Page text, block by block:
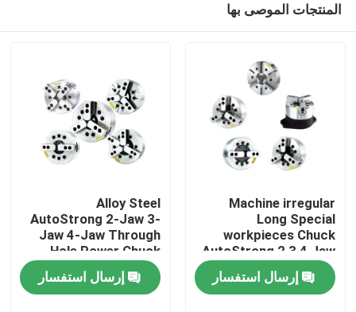
المنتجات الموصى بها
Machine irregular
Long Special
workpieces Chuck
AutoStrong 2 3 4 Jaw
Wedge Type Non
Through-hole Power
Chuck
إرسال استفسار
Alloy Steel
AutoStrong 2-Jaw 3-
Jaw 4-Jaw Through
Hole Power Chuck
CNC Lathe Hydraulic
Pneumatic Chuck
إرسال استفسار